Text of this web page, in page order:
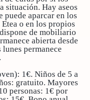
situación. Hay aseos
puede aparcar en los
o en los propios
de mobiliario
abierta desde
permanece
1€. Niños de 5 a
gratuito. Mayores
personas: 1€ por